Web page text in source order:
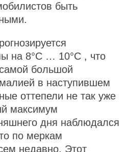
быть
на 8°С … 10°С , что
большой
в наступившем
оттепели не так уже
максимум
дня наблюдался
по меркам
недавно. Этот